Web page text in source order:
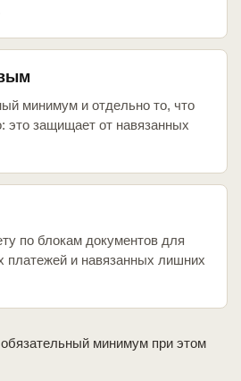
минимум и отдельно то, что
это защищает от навязанных
по блокам документов для
платежей и навязанных лишних
минимум при этом